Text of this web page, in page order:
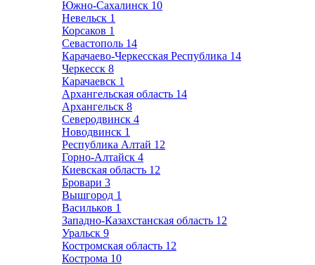
Южно-Сахалинск 10
Невельск 1
Корсаков 1
Севастополь 14
Карачаево-Черкесская Республика 14
Черкесск 8
Карачаевск 1
Архангельская область 14
Архангельск 8
Северодвинск 4
Новодвинск 1
Республика Алтай 12
Горно-Алтайск 4
Киевская область 12
Бровари 3
Вышгород 1
Васильков 1
Западно-Казахстанская область 12
Уральск 9
Костромская область 12
Кострома 10